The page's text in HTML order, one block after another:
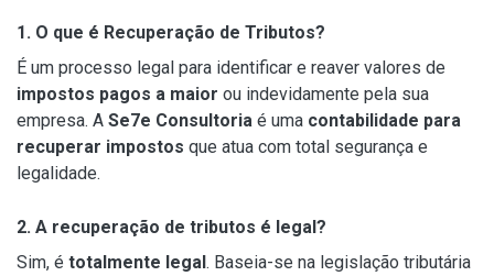
1. O que é Recuperação de Tributos?
É um processo legal para identificar e reaver valores de
impostos pagos a maior ou indevidamente pela sua
empresa. A Se7e Consultoria é uma contabilidade para
recuperar impostos que atua com total segurança e
legalidade.
2. A recuperação de tributos é legal?
Sim, é totalmente legal. Baseia-se na legislação tributária